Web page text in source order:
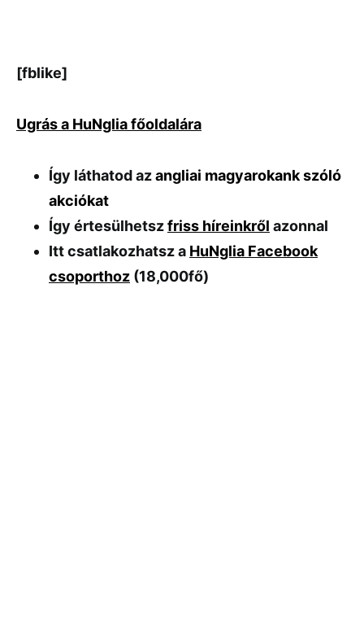
[fblike]
Ugrás a HuNglia főoldalára
Így láthatod azangliai magyarokank szóló
akciókat
Így értesülhetszfriss híreinkről azonnal
Itt csatlakozhatsz a HuNglia Facebook
csoporthoz (18,000fő)